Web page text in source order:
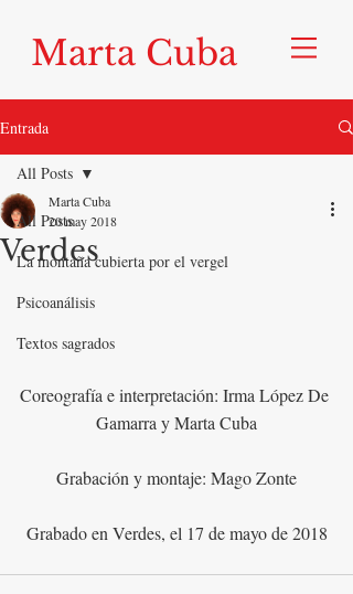
Marta Cuba
Entrada
All Posts
La montaña cubierta por el vergel
Psicoanálisis
Textos sagrados
All Posts
Verdes
Marta Cuba
20 may 2018
Coreografía e interpretación: Irma López De
Gamarra y Marta Cuba
Grabación y montaje: Mago Zonte
Grabado en Verdes, el 17 de mayo de 2018